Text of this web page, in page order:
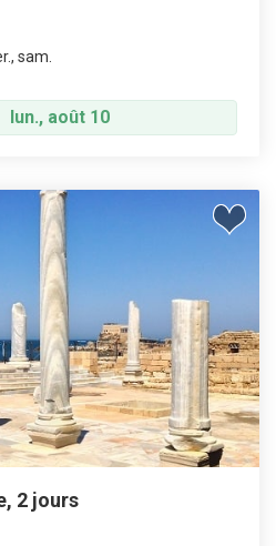
sam.
lun., août 10
2 jours